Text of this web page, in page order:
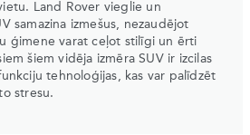
Land Rover vieglie un
samazina izmešus, nezaudējot
ģimene varat ceļot stilīgi un ērti
šiem vidēja izmēra SUV ir izcilas
tehnoloģijas, kas var palīdzēt
stresu.